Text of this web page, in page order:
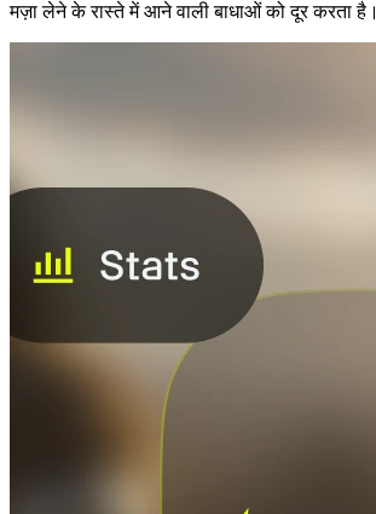
मज़ा लेने के रास्ते में आने वाली बाधाओं को दूर करता है।